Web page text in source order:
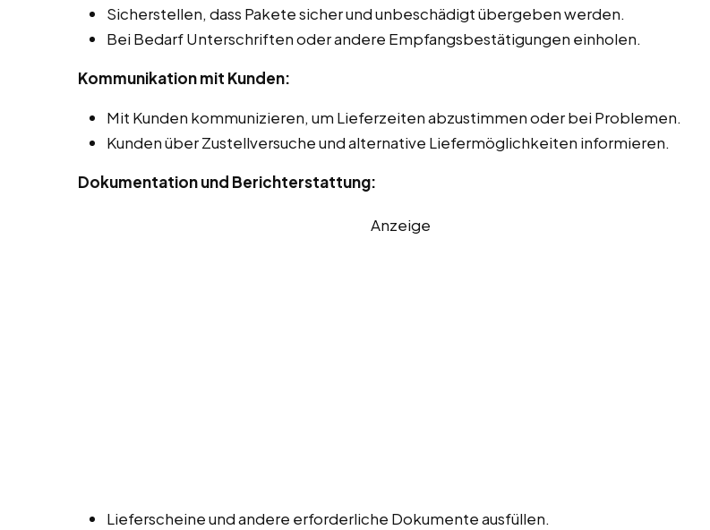
Sicherstellen, dass Pakete sicher und unbeschädigt übergeben werden.
Bei Bedarf Unterschriften oder andere Empfangsbestätigungen einholen.
Kommunikation mit Kunden:
Mit Kunden kommunizieren, um Lieferzeiten abzustimmen oder bei Problemen.
Kunden über Zustellversuche und alternative Liefermöglichkeiten informieren.
Dokumentation und Berichterstattung:
Anzeige
Lieferscheine und andere erforderliche Dokumente ausfüllen.